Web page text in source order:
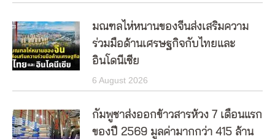
มณฑลไห่หนานของจีนส่งเสริมความ
ร่วมมือด้านเศรษฐกิจกับไทยและ
อินโดนีเซีย
6 August 2026
กัมพูชาส่งออกข้าวสารห้วง 7 เดือนแรก
ของปี 2569 มูลค่ามากกว่า 415 ล้าน